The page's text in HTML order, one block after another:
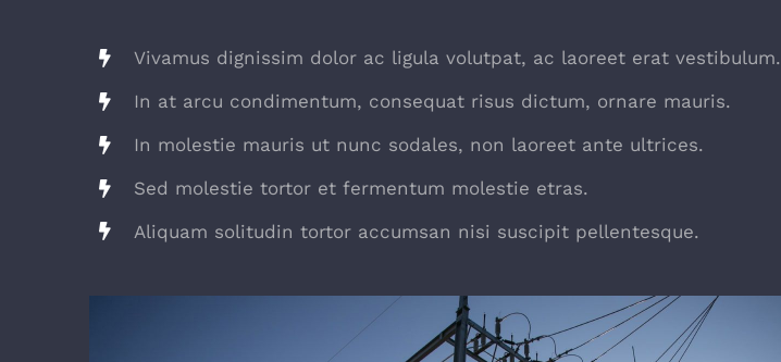
Vivamus dignissim dolor ac ligula volutpat, ac laoreet erat vestibulum.
In at arcu condimentum, consequat risus dictum, ornare mauris.
In molestie mauris ut nunc sodales, non laoreet ante ultrices.
Sed molestie tortor et fermentum molestie etras.
Aliquam solitudin tortor accumsan nisi suscipit pellentesque.